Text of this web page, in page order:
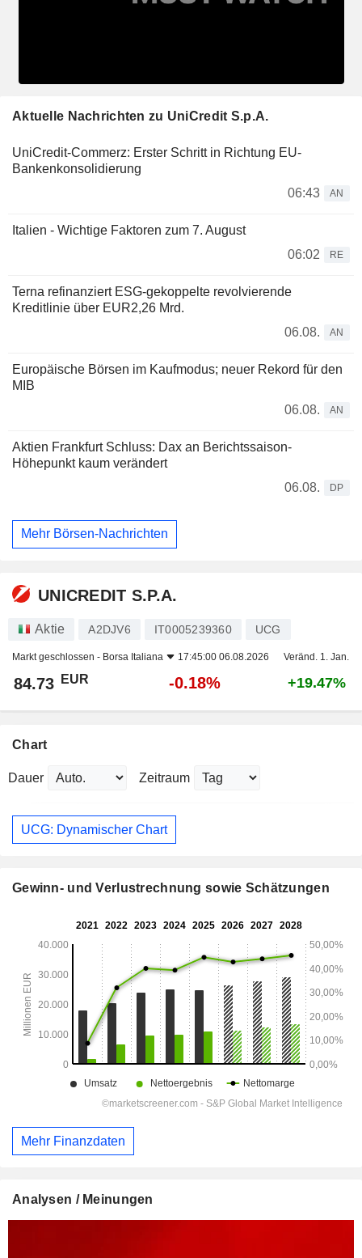
Aktuelle Nachrichten zu UniCredit S.p.A.
UniCredit-Commerz: Erster Schritt in Richtung EU-
Bankenkonsolidierung
06:43
AN
Italien - Wichtige Faktoren zum 7. August
06:02
RE
Terna refinanziert ESG-gekoppelte revolvierende
Kreditlinie über EUR2,26 Mrd.
06.08.
AN
Europäische Börsen im Kaufmodus; neuer Rekord für den
MIB
06.08.
AN
Aktien Frankfurt Schluss: Dax an Berichtssaison-
Höhepunkt kaum verändert
06.08.
DP
Mehr Börsen-Nachrichten
UNICREDIT S.P.A.
Aktie A2DJV6 IT0005239360 UCG
Markt geschlossen - Borsa Italiana 17:45:00 06.08.2026 Veränd. 1. Jan.
84.73 EUR -0.18% +19.47%
Chart
Dauer Zeitraum
UCG: Dynamischer Chart
Gewinn- und Verlustrechnung sowie Schätzungen
Mehr Finanzdaten
Analysen / Meinungen